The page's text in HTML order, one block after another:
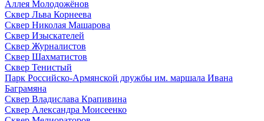
Аллея Молодожёнов
Сквер Льва Корнеева
Сквер Николая Машарова
Сквер Изыскателей
Сквер Журналистов
Сквер Шахматистов
Сквер Тенистый
Парк Российско-Армянской дружбы им. маршала Ивана
Баграмяна
Сквер Владислава Крапивина
Сквер Александра Моисеенко